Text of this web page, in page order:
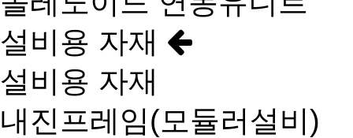
설비용 자재
설비용 자재
내진프레임(모듈러설비)